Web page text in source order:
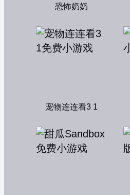
恐怖奶奶
宠物连连看3 1